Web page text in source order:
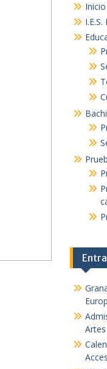
Inicio
Artes